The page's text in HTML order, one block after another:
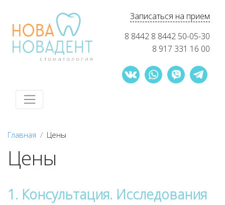
Записаться на прием
8 8442 8 8442 50-05-30
8 917 331 16 00
Главная Цены
Цены
1. Консультация. Исследования